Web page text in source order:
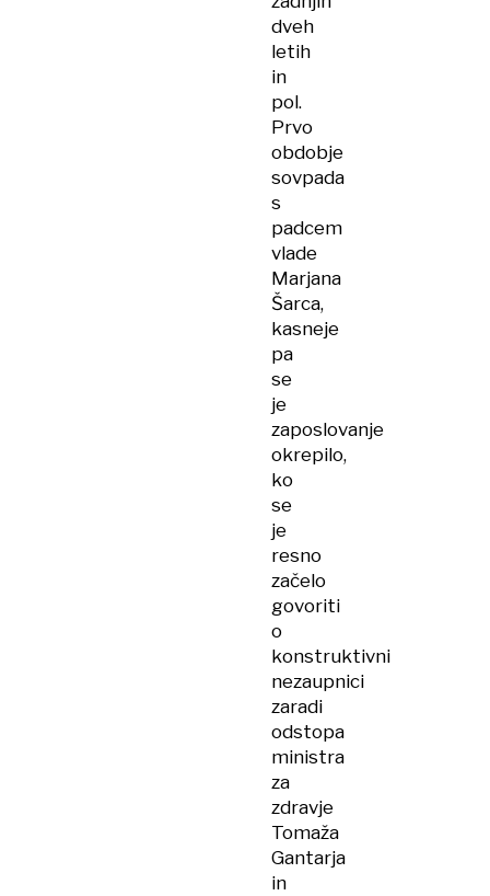
dveh
letih
in
pol.
Prvo
obdobje
sovpada
s
padcem
vlade
Marjana
Šarca,
kasneje
pa
se
je
zaposlovanje
okrepilo,
ko
se
je
resno
začelo
govoriti
o
konstruktivni
nezaupnici
zaradi
odstopa
ministra
za
zdravje
Tomaža
Gantarja
in